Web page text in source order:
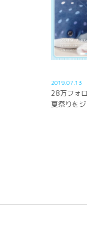
2019.07.13
28万フォ
夏祭りを